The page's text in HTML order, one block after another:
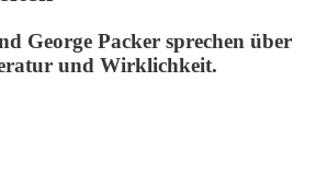
George Packer sprechen über
und Wirklichkeit.